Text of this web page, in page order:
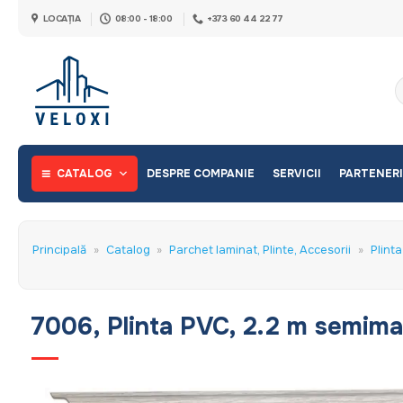
LOCAȚIA 08:00 - 18:00 +373 60 44 22 77
CATALOG DESPRE COMPANIE SERVICII PARTENERI
Principală » Catalog » Parchet laminat, Plinte, Accesorii »
7006, Plinta PVC, 2.2 m